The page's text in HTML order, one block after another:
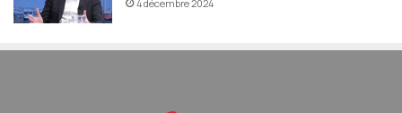
qui suggère que sur ce type de manquement, il peut y avoir
d’affaires et d’autre part, un accès restreint aux marchés
4 décembre 2024